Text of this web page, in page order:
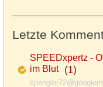
Letzte
SPEEDxpertz -
im Blut(1)